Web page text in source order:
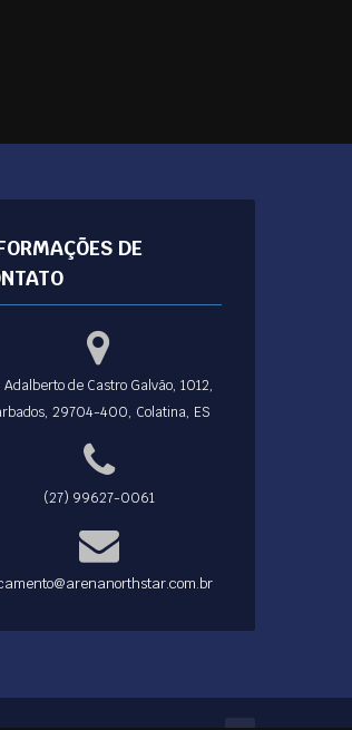
DE
Adalberto de Castro Galvão, 1012,
29704-400, Colatina, ES
(27) 99627-0061